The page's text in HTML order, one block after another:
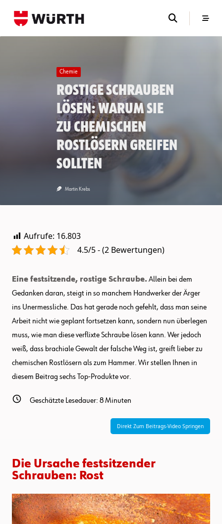
Chemie
Rostige Schrauben
lösen: Warum Sie
zu chemischen
Rostlösern greifen
sollten
Martin Krebs
Aufrufe: 16.803
4.5/5 - (2 Bewertungen)
Eine festsitzende, rostige Schraube.Allein bei dem
Gedanken daran, steigt in so manchem Handwerker der Ärger
ins Unermessliche. Das hat gerade noch gefehlt, dass man seine
Arbeit nicht wie geplant fortsetzen kann, sondern nun überlegen
muss, wie man diese verflixte Schraube lösen kann. Wer jedoch
weiß, dass brachiale Gewalt der falsche Weg ist, greift lieber zu
chemischen Rostlösern als zum Hammer. Wir stellen Ihnen in
diesem Beitrag sechs Top-Produkte vor.
Geschätzte Lesedauer: 8Minuten
Direkt Zum Beitrags-Video Springen
Die Ursache festsitzender
Schrauben: Rost